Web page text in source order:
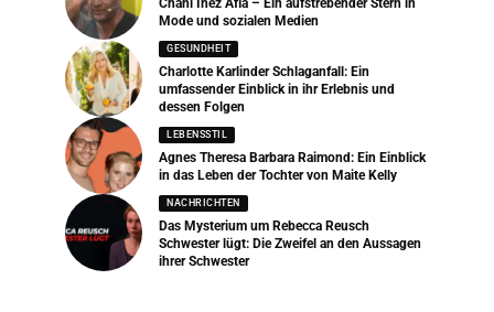
Chani Inéz Afia – Ein aufstrebender Stern in
Mode und sozialen Medien
GESUNDHEIT
Charlotte Karlinder Schlaganfall: Ein
umfassender Einblick in ihr Erlebnis und
dessen Folgen
LEBENSSTIL
Agnes Theresa Barbara Raimond: Ein Einblick
in das Leben der Tochter von Maite Kelly
NACHRICHTEN
Das Mysterium um Rebecca Reusch
Schwester lügt: Die Zweifel an den Aussagen
ihrer Schwester